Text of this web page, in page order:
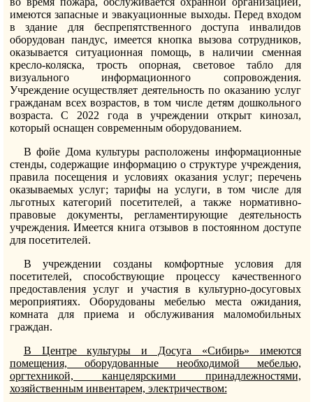
имеются запасные и эвакуационные выходы. Перед входом
в здание для беспрепятственного доступа инвалидов
оборудован пандус, имеется кнопка вызова сотрудников,
оказывается ситуационная помощь, в наличии сменная
кресло-коляска, трость опорная, световое табло для
визуального информационного сопровождения.
Учреждение осуществляет деятельность по оказанию услуг
гражданам всех возрастов, в том числе детям дошкольного
возраста. С 2022 года в учреждении открыт кинозал,
который оснащен современным оборудованием.
В фойе Дома культуры расположены информационные
стенды, содержащие информацию о структуре учреждения,
правила посещения и условиях оказания услуг; перечень
оказываемых услуг; тарифы на услуги, в том числе для
льготных категорий посетителей, а также нормативно-
правовые документы, регламентирующие деятельность
учреждения. Имеется книга отзывов в постоянном доступе
для посетителей.
В учреждении созданы комфортные условия для
посетителей, способствующие процессу качественного
предоставления услуг и участия в культурно-досуговых
мероприятиях. Оборудованы мебелью места ожидания,
комната для приема и обслуживания маломобильных
граждан.
В Центре культуры и Досуга «Сибирь» имеются
помещения, оборудованные необходимой мебелью,
оргтехникой, канцелярскими принадлежностями,
хозяйственным инвентарем, электричеством: